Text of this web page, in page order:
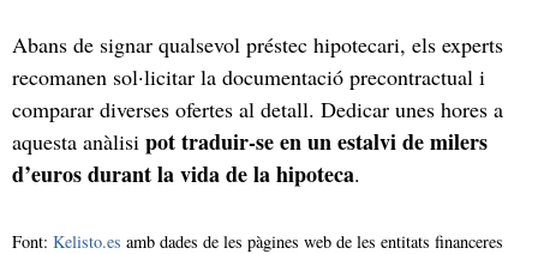
Abans de signar qualsevol préstec hipotecari, els experts
recomanen sol·licitar la documentació precontractual i
comparar diverses ofertes al detall. Dedicar unes hores a
aquesta anàlisi pot traduir-se en un estalvi de milers
d’euros durant la vida de la hipoteca.
Font: Kelisto.es amb dades de les pàgines web de les entitats financeres